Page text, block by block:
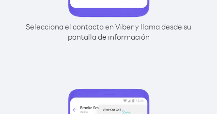
Selecciona el contacto en Viber y llama desde su
pantalla de información